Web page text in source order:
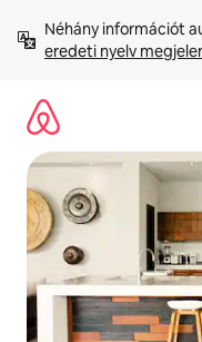
tartalomra
Néhány információt
eredeti nyelv